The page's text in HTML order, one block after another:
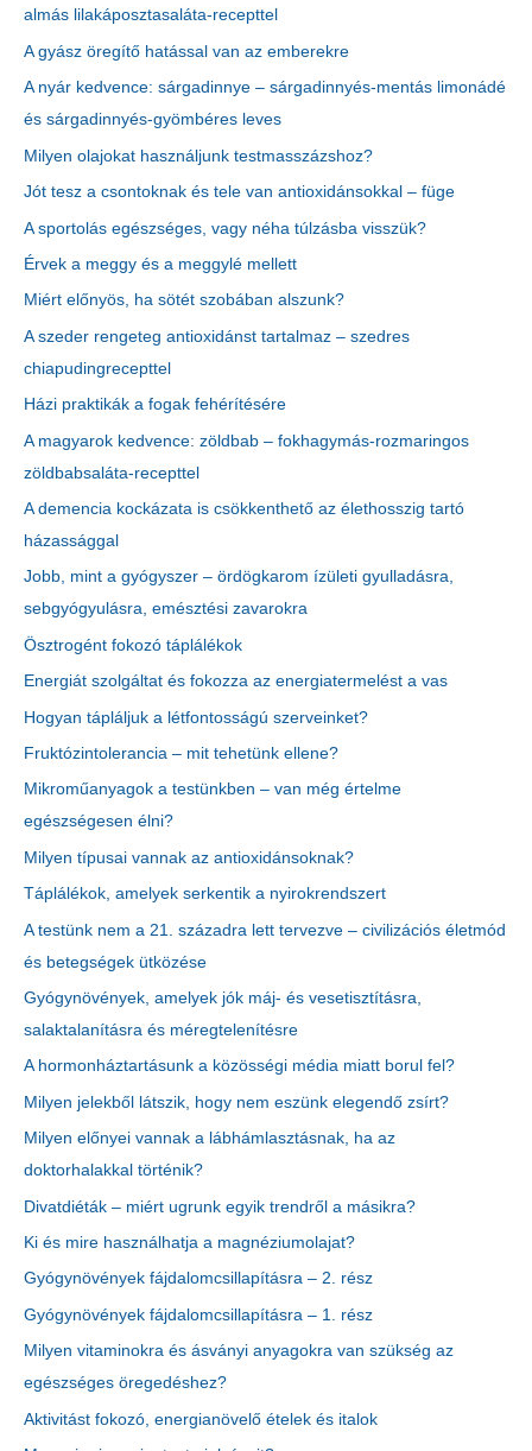
almás lilakáposztasaláta-recepttel
A gyász öregítő hatással van az emberekre
A nyár kedvence: sárgadinnye – sárgadinnyés-mentás limonádé
és sárgadinnyés-gyömbéres leves
Milyen olajokat használjunk testmasszázshoz?
Jót tesz a csontoknak és tele van antioxidánsokkal – füge
A sportolás egészséges, vagy néha túlzásba visszük?
Érvek a meggy és a meggylé mellett
Miért előnyös, ha sötét szobában alszunk?
A szeder rengeteg antioxidánst tartalmaz – szedres
chiapudingrecepttel
Házi praktikák a fogak fehérítésére
A magyarok kedvence: zöldbab – fokhagymás-rozmaringos
zöldbabsaláta-recepttel
A demencia kockázata is csökkenthető az élethosszig tartó
házassággal
Jobb, mint a gyógyszer – ördögkarom ízületi gyulladásra,
sebgyógyulásra, emésztési zavarokra
Ösztrogént fokozó táplálékok
Energiát szolgáltat és fokozza az energiatermelést a vas
Hogyan tápláljuk a létfontosságú szerveinket?
Fruktózintolerancia – mit tehetünk ellene?
Mikroműanyagok a testünkben – van még értelme
egészségesen élni?
Milyen típusai vannak az antioxidánsoknak?
Táplálékok, amelyek serkentik a nyirokrendszert
A testünk nem a 21. századra lett tervezve – civilizációs életmód
és betegségek ütközése
Gyógynövények, amelyek jók máj- és vesetisztításra,
salaktalanításra és méregtelenítésre
A hormonháztartásunk a közösségi média miatt borul fel?
Milyen jelekből látszik, hogy nem eszünk elegendő zsírt?
Milyen előnyei vannak a lábhámlasztásnak, ha az
doktorhalakkal történik?
Divatdiéták – miért ugrunk egyik trendről a másikra?
Ki és mire használhatja a magnéziumolajat?
Gyógynövények fájdalomcsillapításra – 2. rész
Gyógynövények fájdalomcsillapításra – 1. rész
Milyen vitaminokra és ásványi anyagokra van szükség az
egészséges öregedéshez?
Aktivitást fokozó, energianövelő ételek és italok